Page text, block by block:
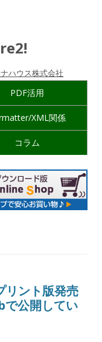
ハウス株式会社
PDF活用
XML関係
コラム
リント版発売
で公開してい